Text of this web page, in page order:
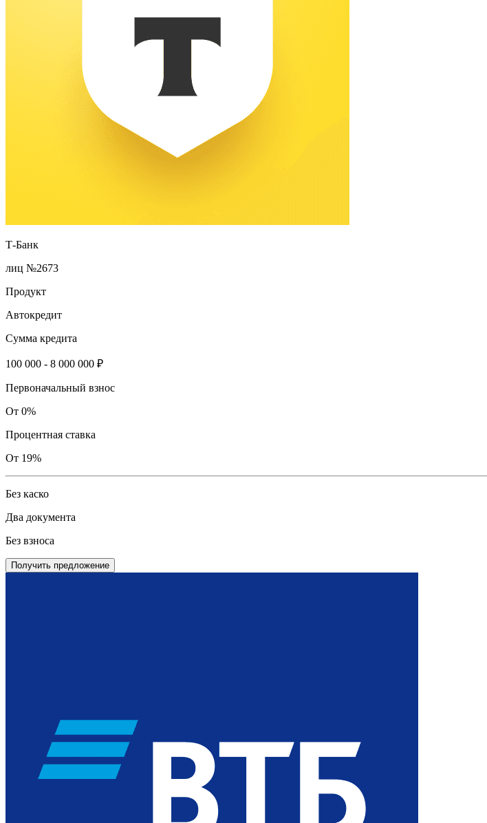
Т-Банк
лиц №2673
Продукт
Автокредит
Сумма кредита
100 000 - 8 000 000 ₽
Первоначальный взнос
От 0%
Процентная ставка
От 19%
Без каско
Два документа
Без взноса
Получить предложение